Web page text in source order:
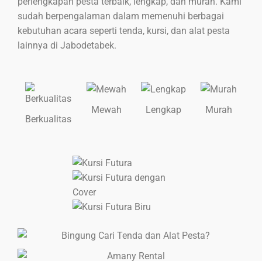
sudah berpengalaman dalam memenuhi berbagai
kebutuhan acara seperti tenda, kursi, dan alat pesta
lainnya di Jabodetabek.
Berkualitas
Mewah Lengkap Murah